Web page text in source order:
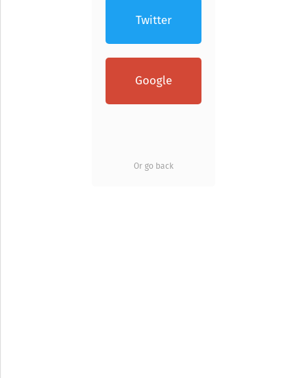
Twitter
Google
Or go back